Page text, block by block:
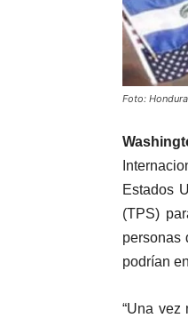
Foto:
Estados
(TPS)
personas
podrían
“Una vez